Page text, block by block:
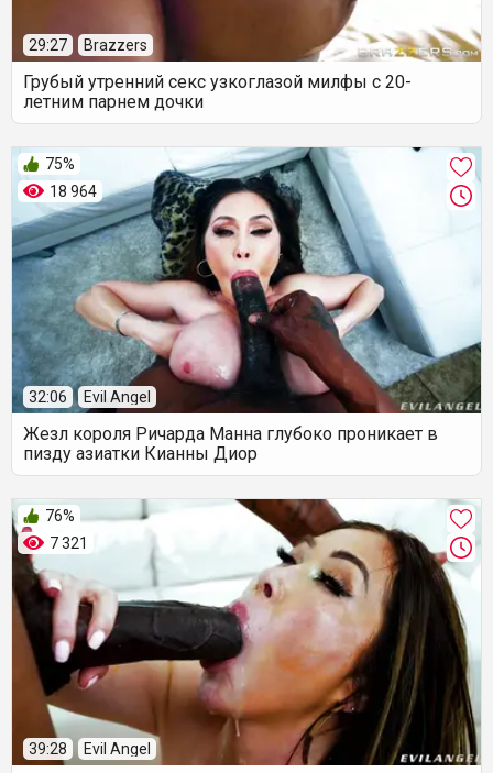
29:27 Brazzers
Грубый утренний секс узкоглазой милфы с 20-
летним парнем дочки
18 964
75%
32:06 Evil Angel
Жезл короля Ричарда Манна глубоко проникает в
пизду азиатки Кианны Диор
7 321
76%
39:28 Evil Angel